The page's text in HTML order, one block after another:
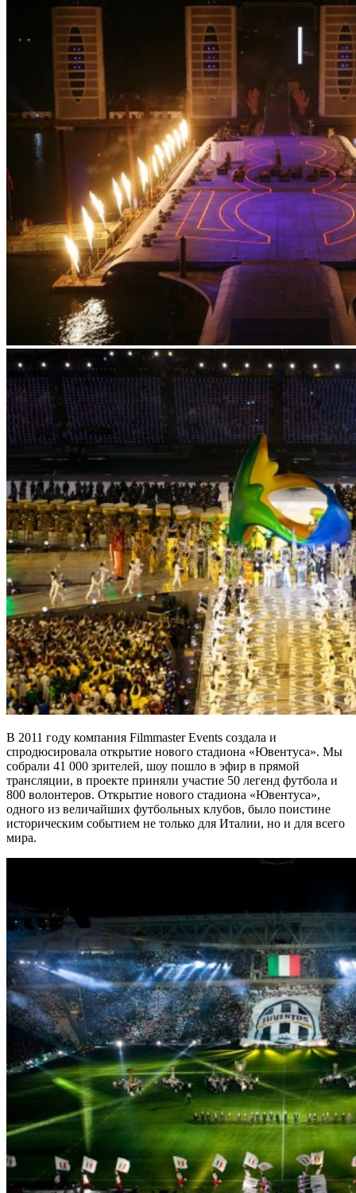
В 2011 году компания Filmmaster Events создала и
спродюсировала открытие нового стадиона «Ювентуса». Мы
собрали 41 000 зрителей, шоу пошло в эфир в прямой
трансляции, в проекте приняли участие 50 легенд футбола и
800 волонтеров. Открытие нового стадиона «Ювентуса»,
одного из величайших футбольных клубов, было поистине
историческим событием не только для Италии, но и для всего
мира.